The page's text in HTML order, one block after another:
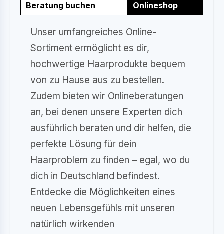
Beratung buchen
Onlineshop
Unser umfangreiches Online-
Sortiment ermöglicht es dir,
hochwertige Haarprodukte bequem
von zu Hause aus zu bestellen.
Zudem bieten wir Onlineberatungen
an, bei denen unsere Experten dich
ausführlich beraten und dir helfen, die
perfekte Lösung für dein
Haarproblem zu finden – egal, wo du
dich in Deutschland befindest.
Entdecke die Möglichkeiten eines
neuen Lebensgefühls mit unseren
natürlich wirkenden